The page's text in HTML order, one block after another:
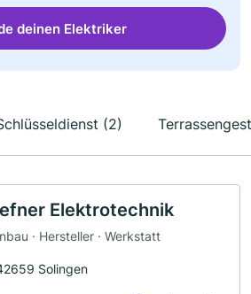
deinen Elektriker
(2)
Elektrotechnik
· Hersteller · Werkstatt
Solingen